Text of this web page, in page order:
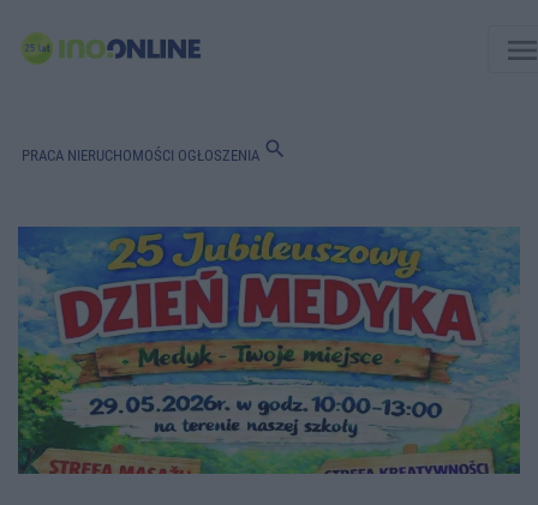
PRACA NIERUCHOMOŚCI OGŁOSZENIA search